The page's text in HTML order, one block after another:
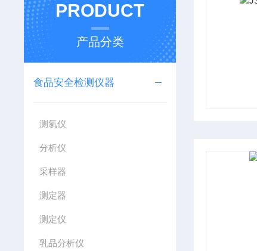
PRODUCT
产品分类
食品安全检测仪器
测氡仪
分析仪
采样器
测定器
测定仪
乳品分析仪